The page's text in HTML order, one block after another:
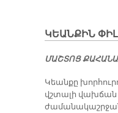
ԿԵԱՆՔԻՆ
ՄԱՇ­ՏՈՑ
Կեանքը խորհուրդ
վշտալի վախճան